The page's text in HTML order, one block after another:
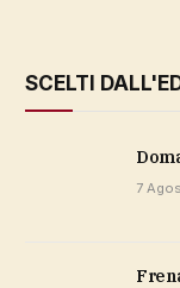
SCELTI
7